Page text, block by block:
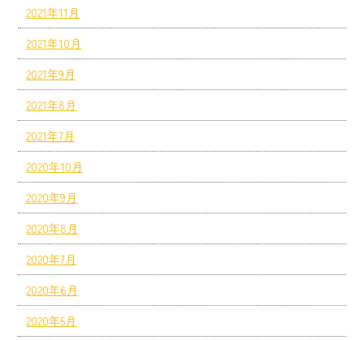
2021年11月
2021年10月
2021年9月
2021年8月
2021年7月
2020年10月
2020年9月
2020年8月
2020年7月
2020年6月
2020年5月